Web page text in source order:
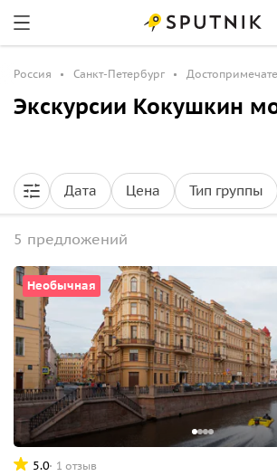
Россия Санкт-Петербург
Экскурсии Кокушкин
Дата Цена Тип группы
5 предложений
Необычная
5.0 1 отзыв